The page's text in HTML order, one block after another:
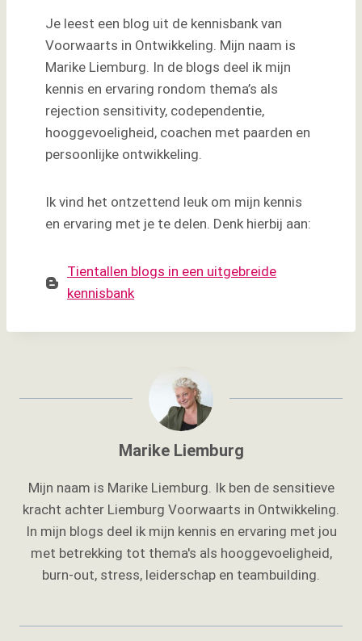
Je leest een blog uit de kennisbank van
Voorwaarts in Ontwikkeling. Mijn naam is
Marike Liemburg. In de blogs deel ik mijn
kennis en ervaring rondom thema’s als
rejection sensitivity, codependentie,
hooggevoeligheid, coachen met paarden en
persoonlijke ontwikkeling.
Ik vind het ontzettend leuk om mijn kennis
en ervaring met je te delen. Denk hierbij aan:
Tientallen blogs in een uitgebreide
kennisbank
Marike Liemburg
Mijn naam is Marike Liemburg. Ik ben de sensitieve
kracht achter Liemburg Voorwaarts in Ontwikkeling.
In mijn blogs deel ik mijn kennis en ervaring met jou
met betrekking tot thema's als hooggevoeligheid,
burn-out, stress, leiderschap en teambuilding.